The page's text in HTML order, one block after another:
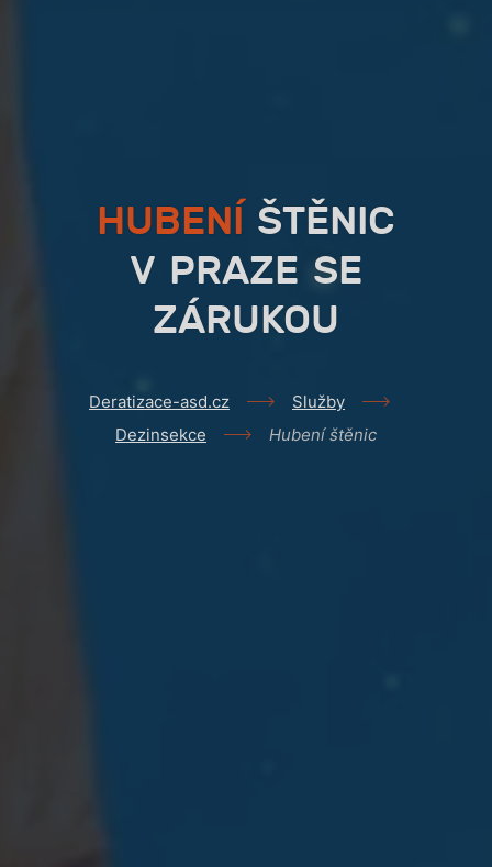
HUBENÍ ŠTĚNIC
V PRAZE SE
ZÁRUKOU
Deratizace-asd.cz
Služby
Dezinsekce
Hubení štěnic